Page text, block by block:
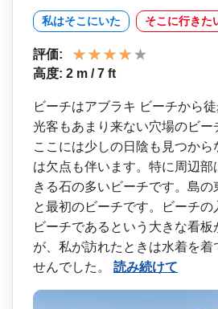
私はそこにいた そこに行きた
評価:
高度: 2 m / 7 ft
ビーチはアブラキ ビーチから
光客もあまり来な­い穴場のビー
ここには少しの日陰も­見つから
は欠点も伴います。特に周­辺部
きる石の多いビーチです。島の­
と最初のビーチです。ビーチの
ビーチであるという大きな看板
が、私が訪れたときは水着を着
せんでした。 読み続けて